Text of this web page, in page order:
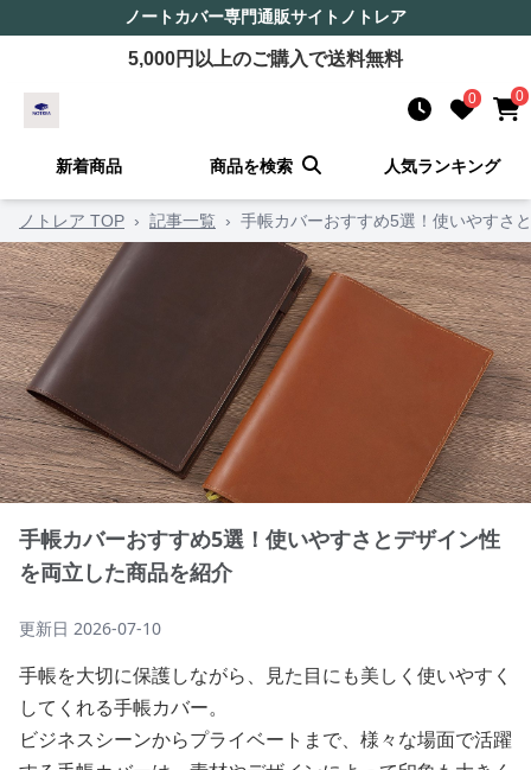
ノートカバー専門通販サイト ノトレア
5,000円以上のご購入で送料無料
0 0
新着商品 商品を検索 人気ランキング
ノトレア TOP › 記事一覧 › 手帳カバーおすすめ5選！使いやすさ
手帳カバーおすすめ5選！使いやすさとデザイン性
を両立した商品を紹介
更新日 2026-07-10
手帳を大切に保護しながら、見た目にも美しく使いやすく
してくれる手帳カバー。
ビジネスシーンからプライベートまで、様々な場面で活躍